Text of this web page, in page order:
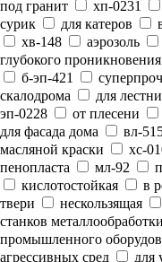
под гранит
хп-0231
сурик
для катеров
хв-148
аэрозоль
глубокого проникновения
б-эп-421
скалодрома
для
эп-0228
от плесени
для фасада дома
вл-
масляной краски
хс-
пенопласта
мл-92
кислотостойкая
в
твери
нескользящая
станков металлообработки
промышленного
агрессивных сред
для